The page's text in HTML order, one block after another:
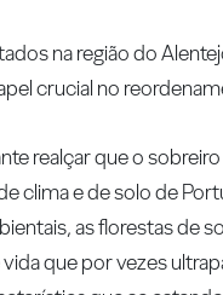
na região do
crucial no
realçar que o
clima e de solo de
as florestas de
que por vezes